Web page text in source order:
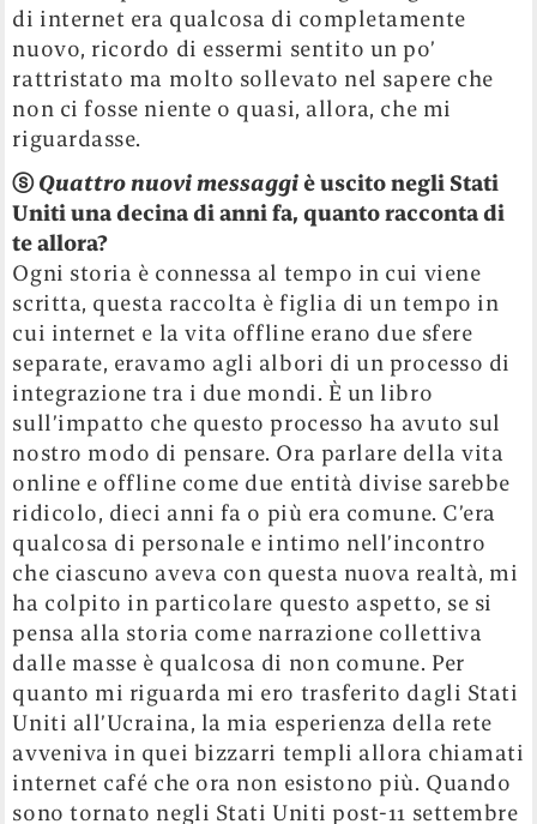
di internet era qualcosa di completamente
nuovo, ricordo di essermi sentito un po’
rattristato ma molto sollevato nel sapere che
non ci fosse niente o quasi, allora, che mi
riguardasse.
ⓢQuattro nuovi messaggiè uscito negli Stati
Uniti una decina di anni fa, quanto racconta di
te allora?
Ogni storia è connessa al tempo in cui viene
scritta, questa raccolta è figlia di un tempo in
cui internet e la vita offline erano due sfere
separate, eravamo agli albori di un processo di
integrazione tra i due mondi. È un libro
sull’impatto che questo processo ha avuto sul
nostro modo di pensare. Ora parlare della vita
online e offline come due entità divise sarebbe
ridicolo, dieci anni fa o più era comune. C’era
qualcosa di personale e intimo nell’incontro
che ciascuno aveva con questa nuova realtà, mi
ha colpito in particolare questo aspetto, se si
pensa alla storia come narrazione collettiva
dalle masse è qualcosa di non comune. Per
quanto mi riguarda mi ero trasferito dagli Stati
Uniti all’Ucraina, la mia esperienza della rete
avveniva in quei bizzarri templi allora chiamati
internet café che ora non esistono più. Quando
sono tornato negli Stati Uniti post-11 settembre